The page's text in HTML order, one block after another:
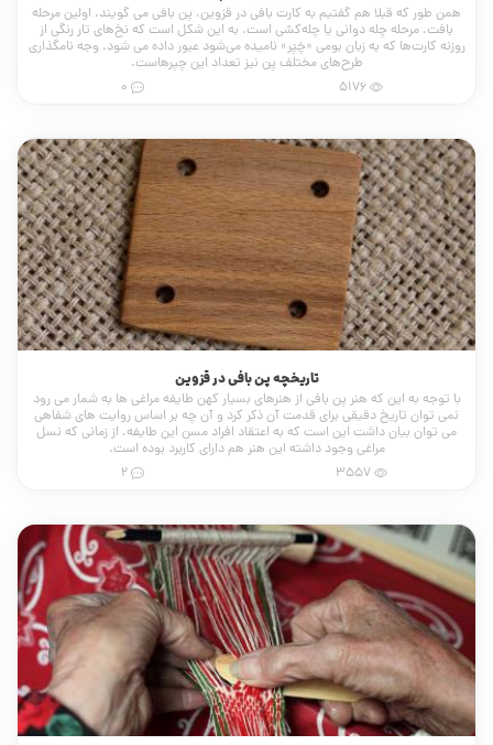
همن طور که قبلا هم گفتیم به کارت بافی در قزوین، پن بافی می گویند. اولین مرحله
بافت، مرحله چله دوانی یا چله‌کشی است. به این شکل است که نخ‌های تار رنگی از
روزنه کارت‌ها که به زبان بومی «چَپَر» نامیده می‌شود عبور داده می شود. وجه نامگذاری
طرح‌های مختلف پن نیز تعداد این چپرهاست.
تاریخچه پن بافی در قزوین
با توجه به این که هنر پن بافی از هنرهای بسیار کهن طایفه مراغی ها به شمار می رود
نمی توان تاریخ دقیقی برای قدمت آن ذکر کرد و آن چه بر اساس روایت های شفاهی
می توان بیان داشت این است که به اعتقاد افراد مسن این طایفه، از زمانی که نسل
مراغی وجود داشته این هنر هم دارای کاربرد بوده است.
3557
2